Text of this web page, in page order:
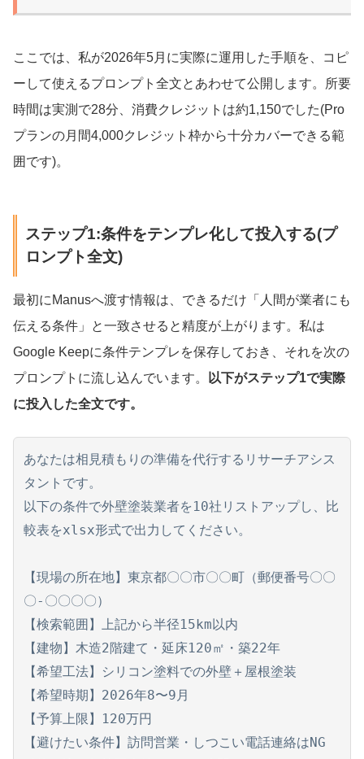
ここでは、私が2026年5月に実際に運用した手順を、コピ
ーして使えるプロンプト全文とあわせて公開します。所要
時間は実測で28分、消費クレジットは約1,150でした(Pro
プランの月間4,000クレジット枠から十分カバーできる範
囲です)。
ステップ1:条件をテンプレ化して投入する(プ
ロンプト全文)
最初にManusへ渡す情報は、できるだけ「人間が業者にも
伝える条件」と一致させると精度が上がります。私は
Google Keepに条件テンプレを保存しておき、それを次の
プロンプトに流し込んでいます。
以下がステップ1で実際
に投入した全文です。
あなたは相見積もりの準備を代行するリサーチアシス
タントです。
以下の条件で外壁塗装業者を10社リストアップし、比
較表をxlsx形式で出力してください。
【現場の所在地】東京都〇〇市〇〇町（郵便番号〇〇
〇-〇〇〇〇）
【検索範囲】上記から半径15km以内
【建物】木造2階建て・延床120㎡・築22年
【希望工法】シリコン塗料での外壁＋屋根塗装
【希望時期】2026年8〜9月
【予算上限】120万円
【避けたい条件】訪問営業・しつこい電話連絡はNG